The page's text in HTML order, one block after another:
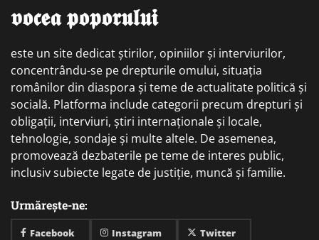
𝖛𝖔𝖈𝖊𝖆 𝖕𝖔𝖕𝖔𝖗𝖚𝖑𝖚𝖎
este un site dedicat știrilor, opiniilor și interviurilor,
concentrându-se pe drepturile omului, situația
românilor din diaspora și teme de actualitate politică și
socială. Platforma include categorii precum drepturi și
obligații, interviuri, știri internaționale și locale,
tehnologie, sondaje și multe altele. De asemenea,
promovează dezbaterile pe teme de interes public,
inclusiv subiecte legate de justiție, muncă și familie.
Urmărește-ne:
Facebook Instagram Twitter